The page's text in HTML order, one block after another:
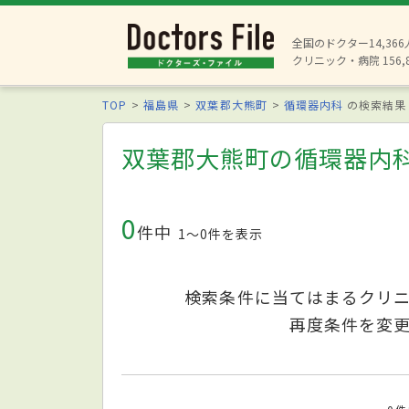
全国のドクター14,366
クリニック・病院
TOP 福島県 双葉郡大熊町 循環器内科 の検索結果
双葉郡大熊町の循環器内
0件中 1〜0件を表示
検索条件に当てはまるクリ
再度条件を変